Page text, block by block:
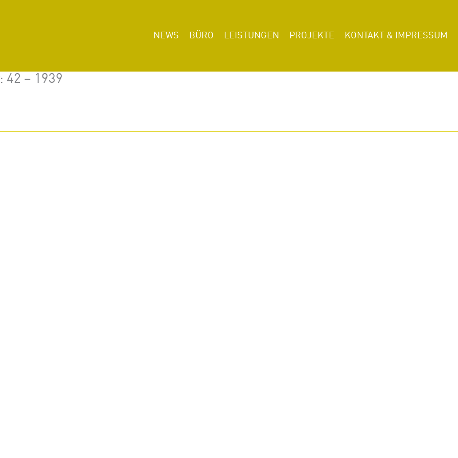
NEWS BÜRO LEISTUNGEN PROJEKTE KONTAKT & IMPRESSUM
– 1939